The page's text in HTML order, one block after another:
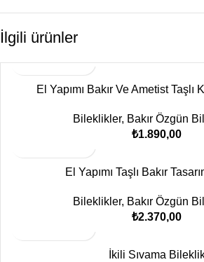
İlgili ürünler
El Yapımı Bakır Ve Ametist
Bileklikler, Bakır Özgün
₺1.890,00
El Yapımı Taşlı Bakır
Bileklikler, Bakır Özgün
₺2.370,00
İkili Sıvama